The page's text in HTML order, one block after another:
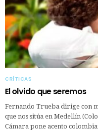
CRÍTICAS
El olvido que seremos
Fernando Trueba dirige con
que nos sitúa en Medellín
Cámara pone acento